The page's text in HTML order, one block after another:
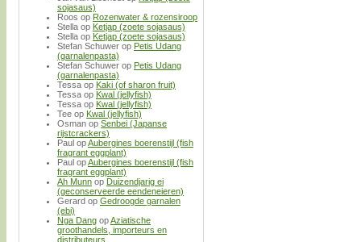
sojasaus)
Roos op Rozenwater & rozensiroop
Stella op Ketjap (zoete sojasaus)
Stella op Ketjap (zoete sojasaus)
Stefan Schuwer op Petis Udang
(garnalenpasta)
Stefan Schuwer op Petis Udang
(garnalenpasta)
Tessa op Kaki (of sharon fruit)
Tessa op Kwal (jellyfish)
Tessa op Kwal (jellyfish)
Tee op Kwal (jellyfish)
Osman op Senbei (Japanse
rijstcrackers)
Paul opAubergines boerenstijl (fish
fragrant eggplant)
Paul opAubergines boerenstijl (fish
fragrant eggplant)
Ah Munn op Duizendjarig ei
(geconserveerde eendeneieren)
Gerard op Gedroogde garnalen
(ebi)
Nga Dang opAziatische
groothandels, importeurs en
distributeurs